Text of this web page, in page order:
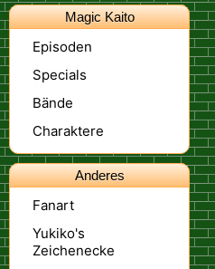
Magic Kaito
Episoden
Specials
Bände
Charaktere
Anderes
Fanart
Yukiko's
Zeichenecke